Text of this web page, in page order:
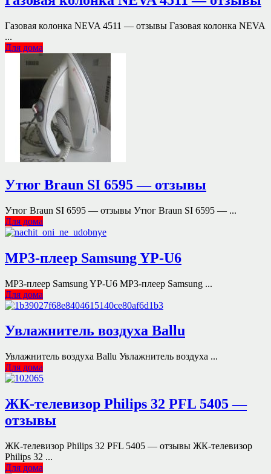
Газовая колонка NEVA 4511 — отзывы Газовая колонка NEVA
...
Для дома
Утюг Braun SI 6595 — отзывы
Утюг Braun SI 6595 — отзывы Утюг Braun SI 6595 — ...
Для дома
MP3-плеер Samsung YP-U6
MP3-плеер Samsung YP-U6 MP3-плеер Samsung ...
Для дома
Увлажнитель воздуха Ballu
Увлажнитель воздуха Ballu Увлажнитель воздуха ...
Для дома
ЖК-телевизор Philips 32 PFL 5405 —
отзывы
ЖК-телевизор Philips 32 PFL 5405 — отзывы ЖК-телевизор
Philips 32 ...
Для дома